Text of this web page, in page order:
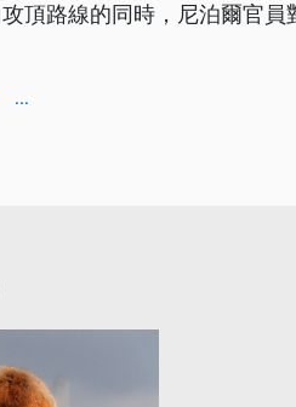
頂路線的同時，尼泊爾官員
...